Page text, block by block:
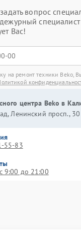
вопрос
специалист
Вас!
на ремонт техники Beko,
центра Beko в
Ленинский просп., 30
55-83
9:00 до 21:00